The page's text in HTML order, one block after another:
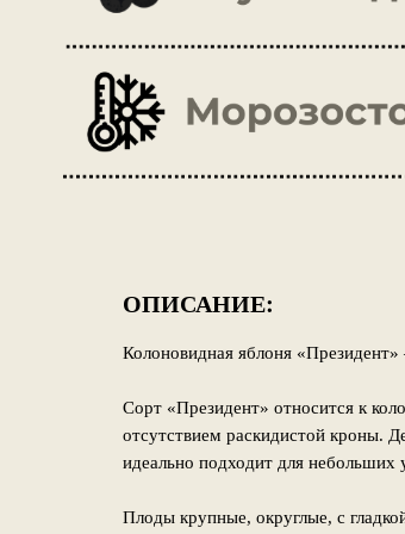
ОПИСАНИЕ:
Колоновидная яблоня
Сорт «Президент» относится к
отсутствием раскидистой кроны.
идеально подходит для небольших
Плоды крупные, округлые, с